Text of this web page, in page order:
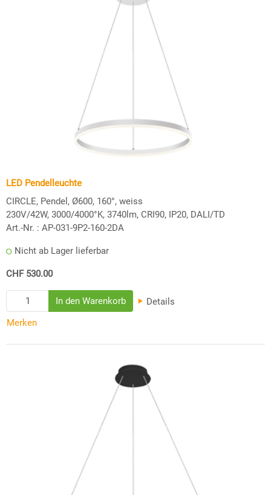
LED Pendelleuchte
CIRCLE, Pendel, Ø600, 160°, weiss
230V/42W, 3000/4000°K, 3740lm, CRI90, IP20, DALI/TD
Art.-Nr. : AP-031-9P2-160-2DA
Nicht ab Lager lieferbar
CHF 530.00
Details
Merken